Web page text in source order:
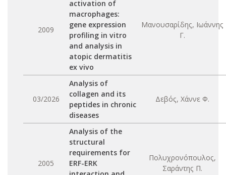
2009
activation of
macrophages:
gene expression
profiling in vitro
and analysis in
atopic dermatitis
ex vivo
Μανουσαρίδης, Ιωάννης
Γ.
03/2026
Analysis of
collagen and its
peptides in chronic
diseases
Δεβός, Χάννε Φ.
2005
Analysis of the
structural
requirements for
ERF-ERK
Πολυχρονόπουλος,
Σαράντης Π.